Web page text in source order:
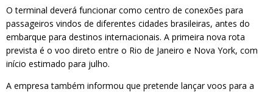
O terminal deverá funcionar como centro de conexões para
passageiros vindos de diferentes cidades brasileiras, antes do
embarque para destinos internacionais. A primeira nova rota
prevista é o voo direto entre o Rio de Janeiro e Nova York, com
início estimado para julho.
A empresa também informou que pretende lançar voos para a